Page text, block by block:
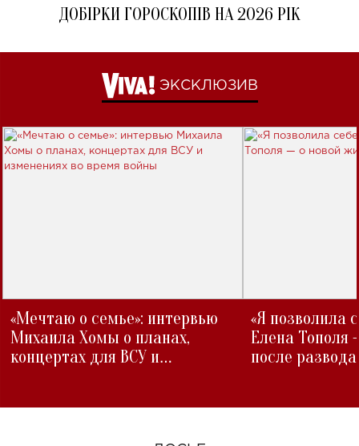
ДОБІРКИ ГОРОСКОПІВ НА 2026 РІК
ЭКСКЛЮЗИВ
«Мечтаю о семье»: интервью
Михаила Хомы о планах,
концертах для ВСУ и
«Я позволила
Елена Тополя
после развода